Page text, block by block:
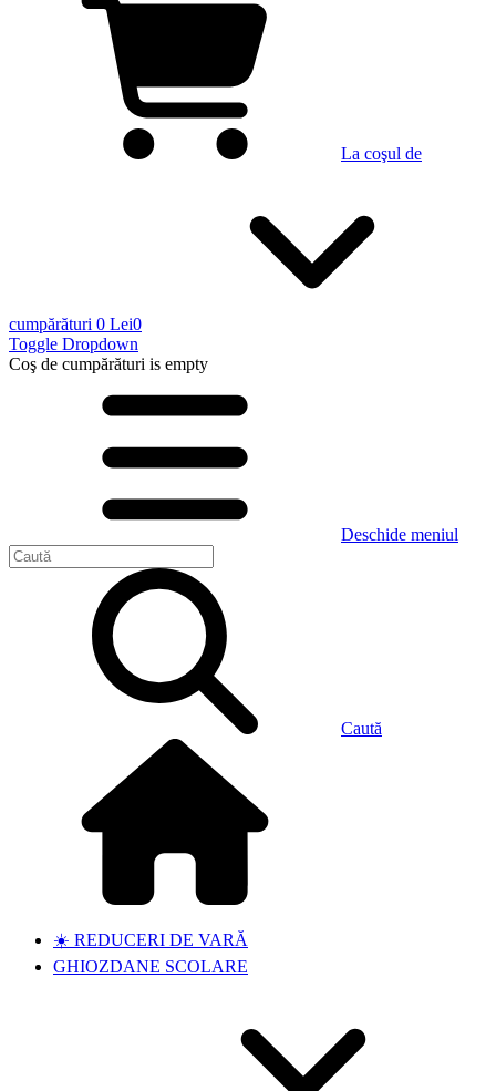
La coşul de
cumpărături 0 Lei0
Toggle Dropdown
Coş de cumpărături is empty
Deschide meniul
Caută
☀️ REDUCERI DE VARĂ
GHIOZDANE SCOLARE